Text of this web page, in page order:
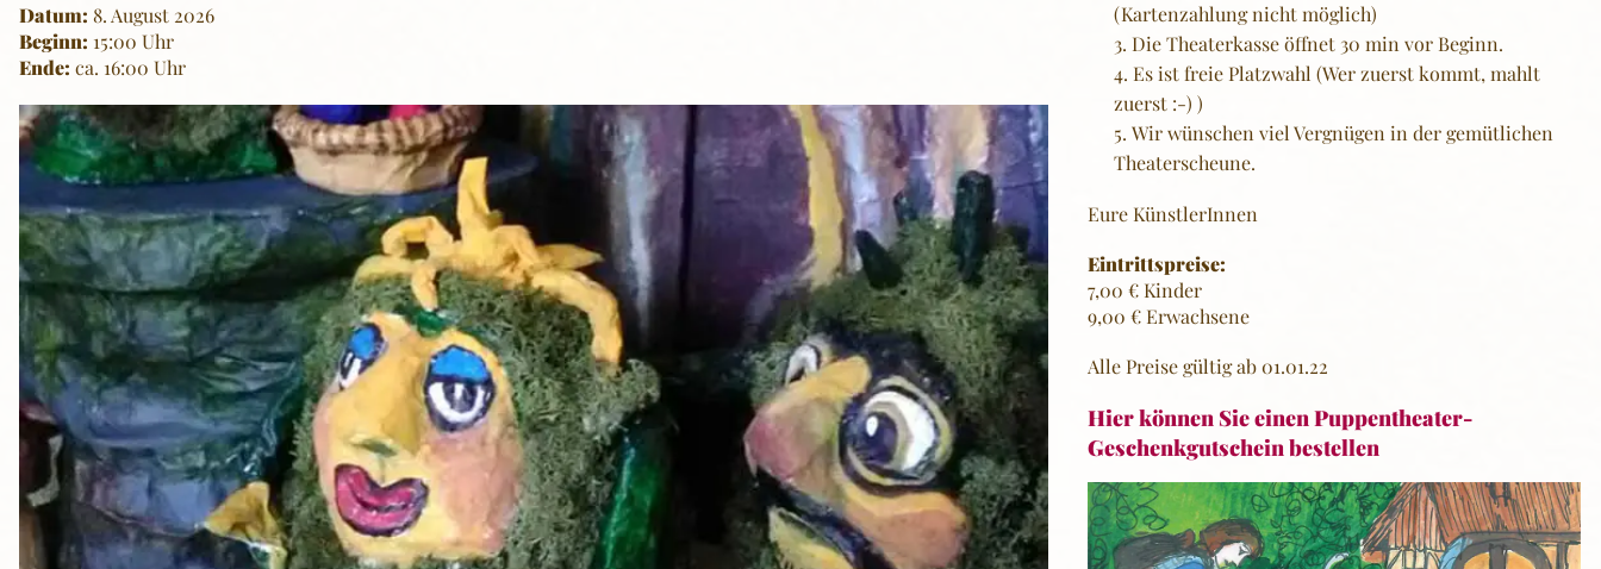
Datum: 8. August 2026
Beginn: 15:00 Uhr
Ende: ca. 16:00 Uhr
(Kartenzahlung nicht möglich)
Die Theaterkasse öffnet 30 min vor Beginn.
Es ist freie Platzwahl (Wer zuerst kommt, mahlt
zuerst :-) )
Wir wünschen viel Vergnügen in der gemütlichen
Theaterscheune.
Eure KünstlerInnen
Eintrittspreise:
7,00 € Kinder
9,00 € Erwachsene
Alle Preise gültig ab 01.01.22
Hier können Sie einen Puppentheater-
Geschenkgutschein bestellen